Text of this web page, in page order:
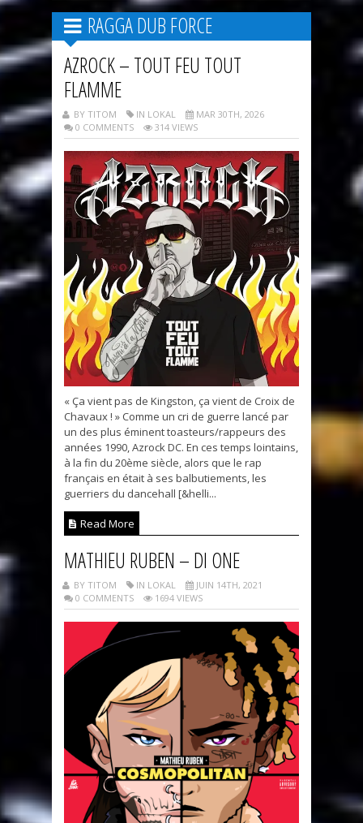
RAGGA DUB FORCE
AZROCK – TOUT FEU TOUT
FLAMME
BY TITOM IN LOKAL
MAR 30TH, 2026
0 COMMENTS
314 VIEWS
« Ça vient pas de Kingston, ça vient de Croix de
Chavaux ! » Comme un cri de guerre lancé par
un des plus éminent toasteurs/rappeurs des
années 1990, Azrock DC. En ces temps lointains,
à la fin du 20ème siècle, alors que le rap
français en était à ses balbutiements, les
guerriers du dancehall [&helli...
Read More
MATHIEU RUBEN – DI ONE
BY TITOM IN LOKAL
JUIN 14TH, 2021
0 COMMENTS
1694 VIEWS